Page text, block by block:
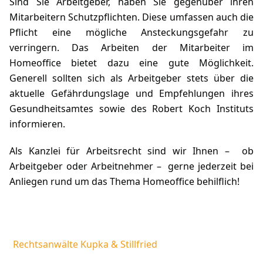
Mitarbeitern Schutzpflichten. Diese umfassen auch die
Pflicht eine mögliche Ansteckungsgefahr zu
verringern. Das Arbeiten der Mitarbeiter im
Homeoffice bietet dazu eine gute Möglichkeit.
Generell sollten sich als Arbeitgeber stets über die
aktuelle Gefährdungslage und Empfehlungen ihres
Gesundheitsamtes sowie des Robert Koch Instituts
informieren.
Als Kanzlei für Arbeitsrecht sind wir Ihnen – ob
Arbeitgeber oder Arbeitnehmer – gerne jederzeit bei
Anliegen rund um das Thema Homeoffice behilflich!
Rechtsanwälte Kupka & Stillfried